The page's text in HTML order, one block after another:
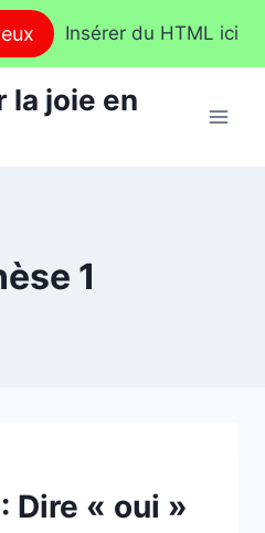
Insérer du HTML ici
la joie en
1
Dire « oui »